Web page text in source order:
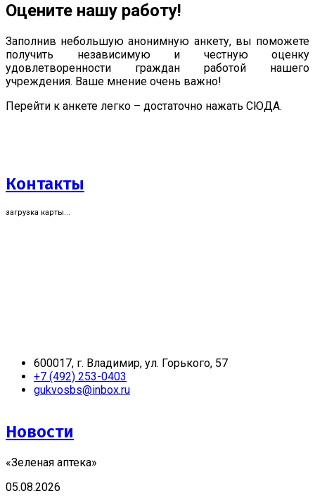
Оцените нашу работу!
Заполнив небольшую анонимную анкету, вы поможете
получить независимую и честную оценку
удовлетворенности граждан работой нашего
учреждения. Ваше мнение очень важно!
Перейти к анкете легко – достаточно нажать СЮДА.
Контакты
загрузка карты...
600017, г. Владимир, ул. Горького, 57
+7 (492) 253-0403
gukvosbs@inbox.ru
Новости
«Зеленая аптека»
05.08.2026